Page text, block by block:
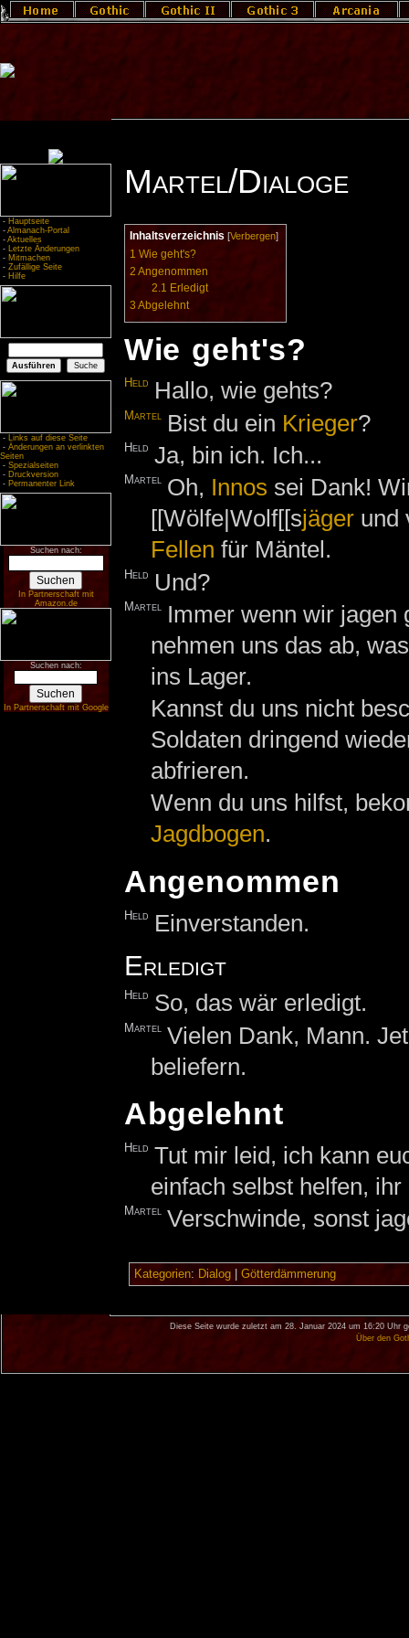
- Hauptseite
- Almanach-Portal
- Aktuelles
- Letzte Änderungen
- Mitmachen
- Zufällige Seite
- Hilfe
- Links auf diese Seite
- Änderungen an verlinkten
Seiten
- Spezialseiten
- Druckversion
- Permanenter Link
Suchen nach:
In Partnerschaft mit
Amazon.de
Suchen nach:
In Partnerschaft mit Google
Martel/Dialoge
Inhaltsverzeichnis [Verbergen]
1 Wie geht's?
2 Angenommen
2.1 Erledigt
3 Abgelehnt
Wie geht's?
Held Hallo, wie gehts?
Martel Bist du ein Krieger?
Held Ja, bin ich. Ich...
Martel Oh, Innos sei Dank!
[[Wölfe|Wolf[[sjägerund
Fellen für Mäntel.
Held Und?
Martel
Immer wenn wir
nehmen uns das ab,
ins Lager.
Kannst du uns nicht
Soldaten dringend
abfrieren.
Wenn du uns hilfst,
Jagdbogen.
Angenommen
Held Einverstanden.
Erledigt
Held So, das wär erledigt.
Martel
Vielen Dank, Mann.
beliefern.
Abgelehnt
Held Tut mir leid, ich kann
einfach selbst helfen,
Martel Verschwinde, sonst
Kategorien: Dialog| Götterdämmerung
Diese Seite wurde zuletzt am 28. Januar 2024 um 16:20 Uhr
Über den